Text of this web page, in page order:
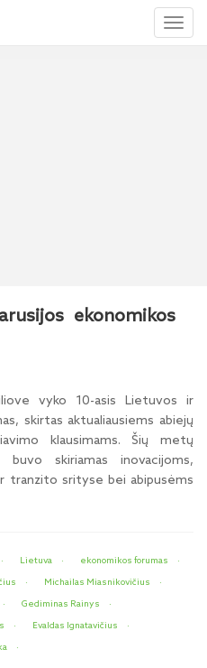
ekonomikos
vyko 10-asis Lietuvos ir
skirtas aktualiausiems abiejų
klausimams. Šių metų
skiriamas inovacijoms,
tranzito srityse bei abipusėms
Lietuva
ekonomikos forumas
Michailas Miasnikovičius
Gediminas Rainys
Evaldas Ignatavičius